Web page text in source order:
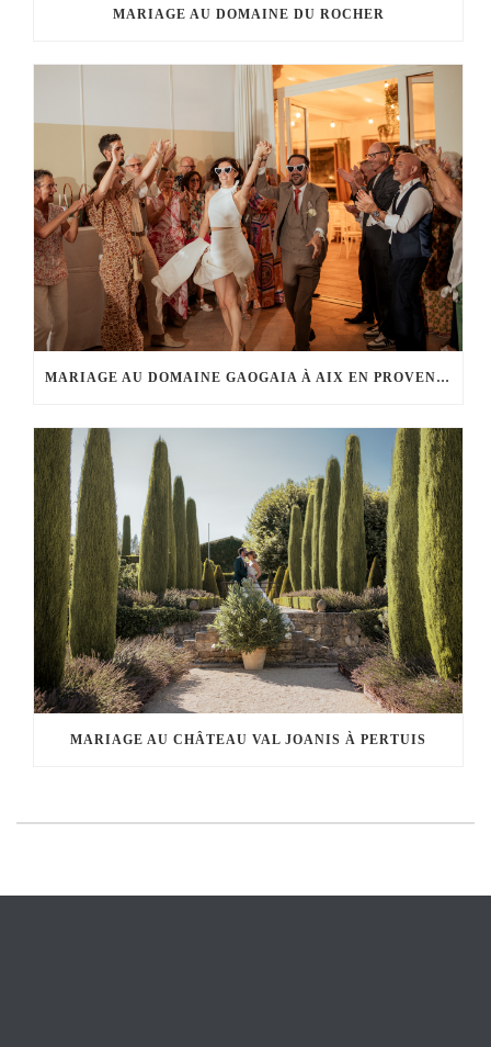
MARIAGE AU DOMAINE DU ROCHER
MARIAGE AU DOMAINE GAOGAIA À AIX EN PROVENCE
MARIAGE AU CHÂTEAU VAL JOANIS À PERTUIS